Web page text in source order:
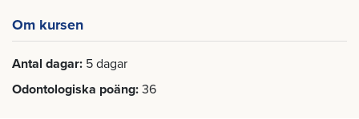
Om kursen
Antal dagar 5 dagar
Odontologiska poäng 36